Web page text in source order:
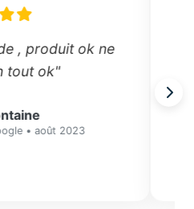
et aimable."
• juin 2025